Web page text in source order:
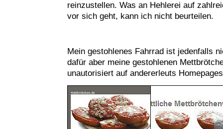
reinzustellen. Was an Hehlerei auf
vor sich geht, kann ich nicht beurteilen.
Mein gestohlenes Fahrrad ist jedenfalls
dafür aber meine gestohlenen
unautorisiert auf andererleuts